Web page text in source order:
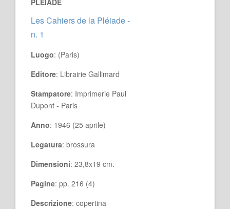
PLEIADE
Les Cahiers de la Pléiade -
n. 1
Luogo: (Paris)
Editore: Librairie Gallimard
Stampatore: Imprimerie Paul
Dupont - Paris
Anno: 1946 (25 aprile)
Legatura: brossura
Dimensioni: 23,8x19 cm.
Pagine: pp. 216 (4)
Descrizione: copertina